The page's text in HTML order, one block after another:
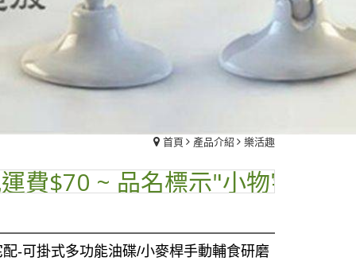
首頁 產品介紹 樂活趣
~ 品名標示"小物宅配"運費
-可掛式多功能油碟/小麥桿手動輔食研磨